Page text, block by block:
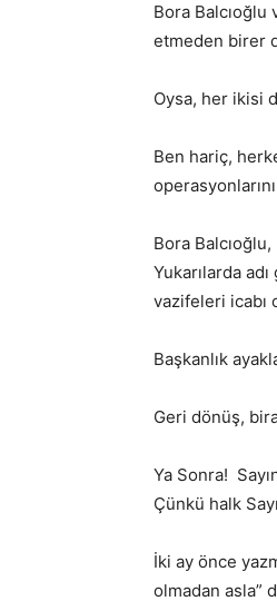
Bora
etmeden birer
Oysa, her ikisi
Ben hariç,
Bora
Yukarılarda
vazifeleri icabı
Başkanlık
Geri dönüş,
Ya Sonra!
Çünkü halk
İki ay önce
olmadan asla”